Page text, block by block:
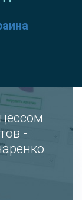
-